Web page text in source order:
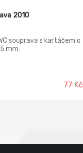
2010
souprava s kartáčem o
mm.
77 Kč